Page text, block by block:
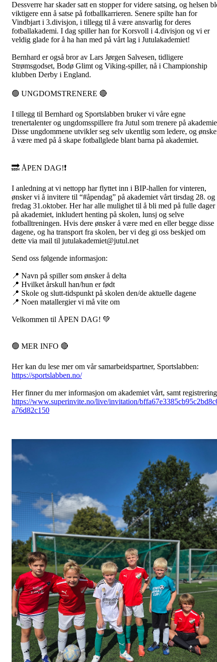
Dessverre har skader satt en stopper for videre satsing, og helsen
viktigere enn å satse på fotballkarrieren. Senere spilte han for
Vindbjart i 3.divisjon, i tillegg til å være ansvarlig for deres
fotballakademi. I dag spiller han for Korsvoll i 4.divisjon og vi er
veldig glade for å ha han med på vårt lag i Jutulakademiet!
Bernhard er også bror av Lars Jørgen Salvesen, tidligere
Strømsgodset, Bodø Glimt og Viking-spiller, nå i Championship
klubben Derby i England.
🟢 UNGDOMSTRENERE 🔴
I tillegg til Bernhard og Sportslabben bruker vi våre egne
trenertalenter og ungdomsspillere fra Jutul som trenere på
Disse ungdommene utvikler seg selv ukentlig som ledere, og
å være med på å skape fotballglede blant barna på akademiet.
🔜 ÅPEN DAG!❗
I anledning at vi nettopp har flyttet inn i BIP-hallen for vinteren,
ønsker vi å invitere til “#åpendag” på akademiet vårt tirsdag 28. og
fredag 31.oktober. Her har alle mulighet til å bli med på fulle dager
på akademiet, inkludert henting på skolen, lunsj og selve
fotballtreningen. Hvis dere ønsker å være med en eller begge disse
dagene, og ha transport fra skolen, ber vi deg gi oss beskjed om
dette via mail til jutulakademiet@jutul.net
Send oss følgende informasjon:
📍 Navn på spiller som ønsker å delta
📍 Hvilket årskull han/hun er født
📍 Skole og slutt-tidspunkt på skolen den/de aktuelle dagene
📍 Noen matallergier vi må vite om
Velkommen til ÅPEN DAG! 💚
🟢 MER INFO 🔴
Her kan du lese mer om vår samarbeidspartner, Sportslabben:
https://sportslabben.no/
Her finner du mer informasjon om akademiet vårt, samt
https://www.superinvite.no/live/invitation/
a76d82c150